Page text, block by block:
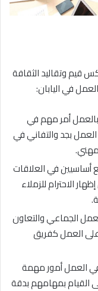
قيم وتقاليد الثقافة
في اليابان:
بالعمل أمر مهم في
بجد والتفاني في
أساسيين في العلاقات
الاحترام للزملاء
الجماعي والتعاون
على العمل كفريق
في العمل أمور مهمة
القيام بمهامهم بدقة